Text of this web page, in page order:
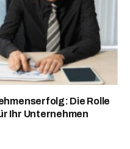
Die Rolle
Ihr Unternehmen